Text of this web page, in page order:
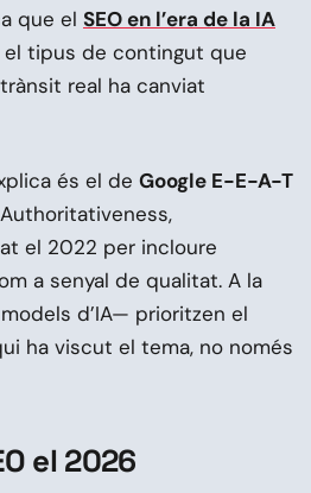
que el SEO en l’era de la IA
el tipus de contingut que
real ha canviat
és el de Google E-E-A-T
el 2022 per incloure
a senyal de qualitat. A la
d’IA— prioritzen el
ha viscut el tema, no només
el 2026